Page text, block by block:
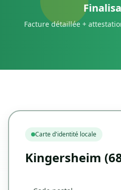
Facture détaillée +
Carte d'identité locale
Kingersheim